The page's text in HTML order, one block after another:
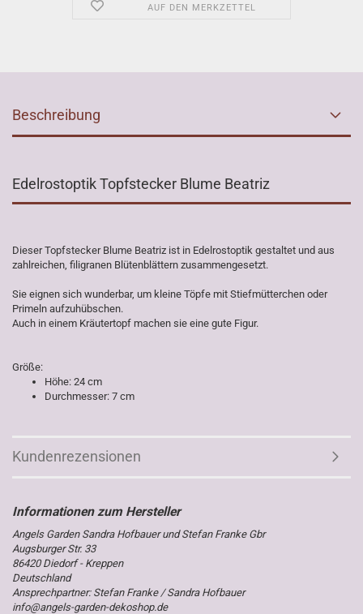
AUF DEN MERKZETTEL
Beschreibung
Edelrostoptik Topfstecker Blume Beatriz
Dieser Topfstecker Blume Beatriz ist in Edelrostoptik gestaltet und aus
zahlreichen, filigranen Blütenblättern zusammengesetzt.
Sie eignen sich wunderbar, um kleine Töpfe mit Stiefmütterchen oder
Primeln aufzuhübschen.
Auch in einem Kräutertopf machen sie eine gute Figur.
Größe:
Höhe: 24 cm
Durchmesser: 7 cm
Kundenrezensionen
Angels Garden Sandra Hofbauer und Stefan Franke Gbr
Augsburger Str. 33
86420 Diedorf - Kreppen
Deutschland
Ansprechpartner: Stefan Franke / Sandra Hofbauer
info@angels-garden-dekoshop.de